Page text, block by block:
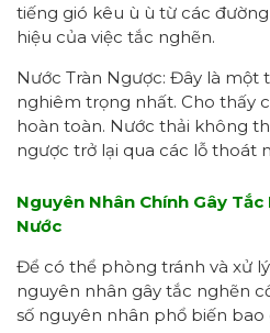
tiếng gió kêu ù ù từ các
hiệu của việc tắc nghẽn.
Nước Tràn Ngược: Đây là một
nghiêm trọng nhất. Cho thấy
hoàn toàn. Nước thải không
ngược trở lại qua các lỗ thoát
Nguyên Nhân Chính Gây
Nước
Để có thể phòng tránh và xử
nguyên nhân gây tắc nghẽn
số nguyên nhân phổ biến bao